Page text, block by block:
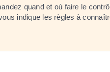
quand et où faire le
indique les règles à